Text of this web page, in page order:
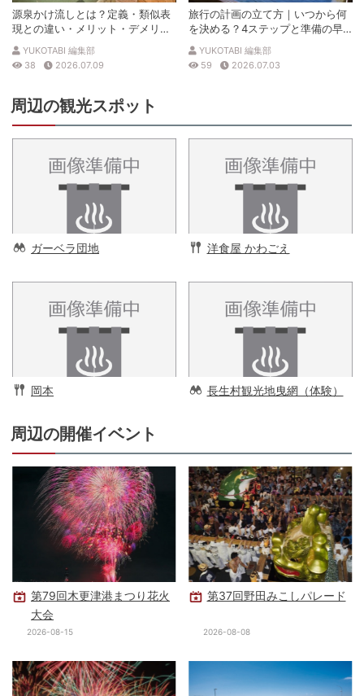
源泉かけ流しとは？定義・類似表
現との違い・メリット・デメリッ
トを解説
YUKOTABI 編集部
38
2026.07.09
旅行の計画の立て方｜いつから何
を決める？4ステップと準備の早
見表
YUKOTABI 編集部
59
2026.07.03
周辺の観光スポット
ガーベラ団地 洋食屋 かわごえ
岡本 長生村観光地曳網（体験）
周辺の開催イベント
第79回木更津港まつり花火
大会
2026-08-15
第37回野田みこしパレード
2026-08-08